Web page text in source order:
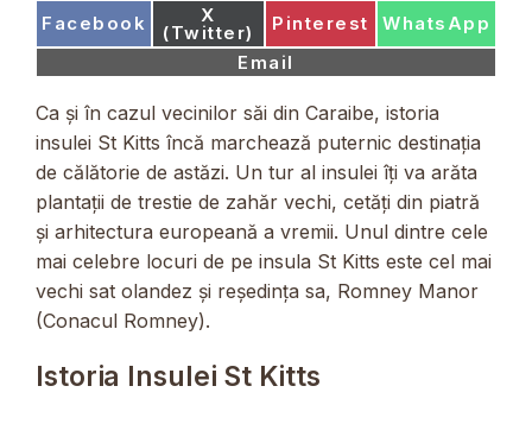
Share
Facebook Share
on
X
(Twitter) Share
Pinterest Share
WhatsApp
Share
on
Email
Ca și în cazul vecinilor săi din Caraibe, istoria
insulei St Kitts încă marchează puternic destinația
de călătorie de astăzi. Un tur al insulei îți va arăta
plantații de trestie de zahăr vechi, cetăți din piatră
și arhitectura europeană a vremii. Unul dintre cele
mai celebre locuri de pe insula St Kitts este cel mai
vechi sat olandez și reședința sa, Romney Manor
(Conacul Romney).
Istoria Insulei St Kitts